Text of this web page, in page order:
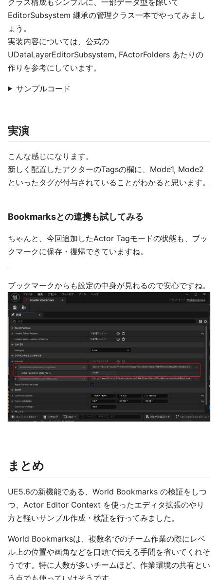
EditorSubsystem 継承の管理クラス一本でやってみまし
ょう。
実装内容については、公式の
UDataLayerEditorSubsystem, FActorFolders あたりの
作りを参考にしています。
サンプルコード
実演
こんな感じになります。
新しく配置したアクターのTagsの欄に、Mode1, Mode2
といったタグが付与されていることがわかると思います。
Bookmarksとの連携も試してみる
ちゃんと、今回追加したActor Tagモードの状態も、ブッ
クマークに保存・復帰できていますね。
ブックマークからも設定の中身が見れるので安心ですね。
まとめ
UE5.6の新機能である、World Bookmarks の検証をしつ
つ、Actor Editor Context を使ったエディタ拡張のやり
方と軽いサンプル作成・検証を行ってみました。
World Bookmarksは、複数名でのチーム作業の際にレベ
ル上の位置や画角などを口頭で伝える手間を省いてくれそ
うです。特に人数が多いチームほど、作業環境の共有とい
う点でも使っていけそうです。